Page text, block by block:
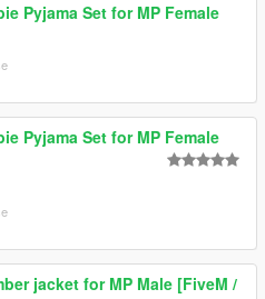
Pyjama Set for MP Female
Pyjama Set for MP Female
jacket for MP Male [FiveM /